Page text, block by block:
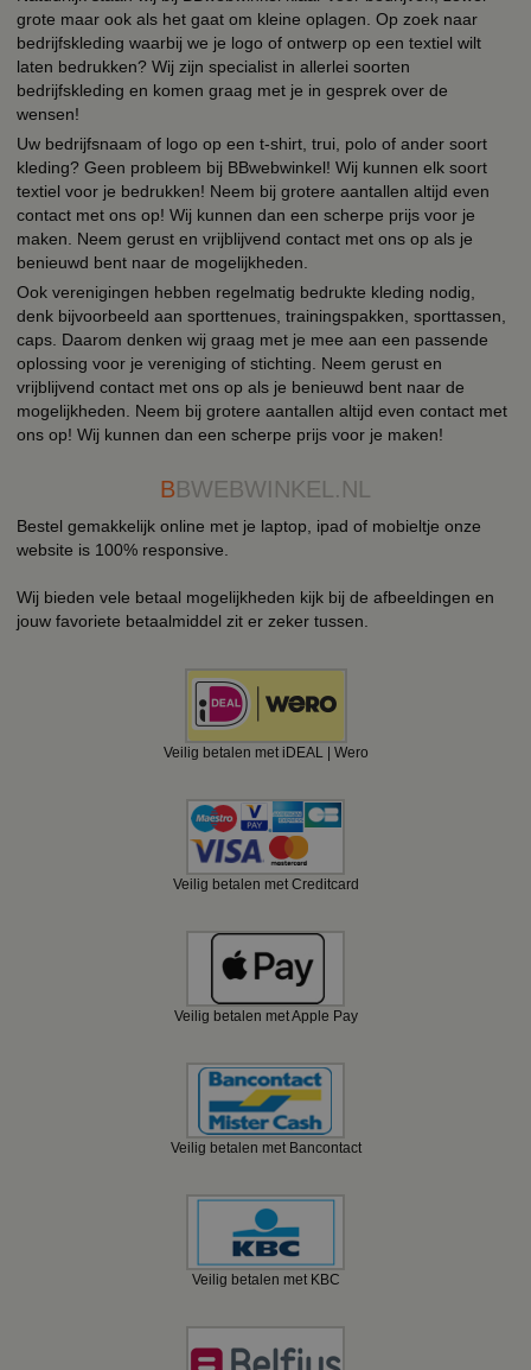
grote maar ook als het gaat om kleine oplagen. Op zoek naar
bedrijfskleding waarbij we je logo of ontwerp op een textiel wilt
laten bedrukken? Wij zijn specialist in allerlei soorten
bedrijfskleding en komen graag met je in gesprek over de
wensen!
Uw bedrijfsnaam of logo op een t-shirt, trui, polo of ander soort
kleding? Geen probleem bij BBwebwinkel! Wij kunnen elk soort
textiel voor je bedrukken! Neem bij grotere aantallen altijd even
contact met ons op! Wij kunnen dan een scherpe prijs voor je
maken. Neem gerust en vrijblijvend contact met ons op als je
benieuwd bent naar de mogelijkheden.
Ook verenigingen hebben regelmatig bedrukte kleding nodig,
denk bijvoorbeeld aan sporttenues, trainingspakken, sporttassen,
caps. Daarom denken wij graag met je mee aan een passende
oplossing voor je vereniging of stichting. Neem gerust en
vrijblijvend contact met ons op als je benieuwd bent naar de
mogelijkheden. Neem bij grotere aantallen altijd even contact met
ons op! Wij kunnen dan een scherpe prijs voor je maken!
BBWEBWINKEL.NL
Bestel gemakkelijk online met je laptop, ipad of mobieltje onze
website is 100% responsive.
Wij bieden vele betaal mogelijkheden kijk bij de afbeeldingen en
jouw favoriete betaalmiddel zit er zeker tussen.
Veilig betalen met iDEAL | Wero
Veilig betalen met Creditcard
Veilig betalen met Apple Pay
Veilig betalen met Bancontact
Veilig betalen met KBC